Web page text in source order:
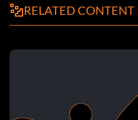
RELATED CONTENT